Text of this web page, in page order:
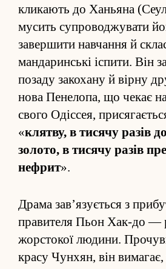
кликають до Ханьяна
мусить су­проводжувати
завершити на­вча­ння й
мандаринські іспити. Він
позаду закохану й вірну
нова Пенелопа, що чекає
свого Одіс­сея,
«клятву, в тисячу разів
золото, в тисячу разів
нефрит».
Драма зав’язується з
правителя Пьон Хак-до —
жорстокої людини.
красу Чунхян, він